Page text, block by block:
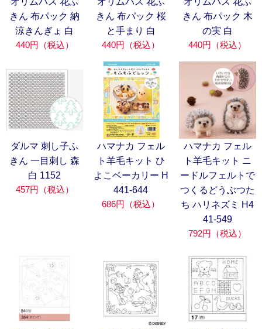
きん 布パック 納
涼きんぎょ 白
440円（税込）
きん 布パック 桜
と手まり 白
440円（税込）
きん 布パック 木
の実 白
440円（税込）
ダルマ 刺し子ふ
きん 一目刺し 森
白 1152
457円（税込）
ハマナカ フェル
ト羊毛キット ひ
よこベーカリー H
441-644
686円（税込）
ハマナカ フェル
ト羊毛キット ニ
ードルフェルトで
つくるどうぶつた
ち ハリネズミ H4
41-549
792円（税込）